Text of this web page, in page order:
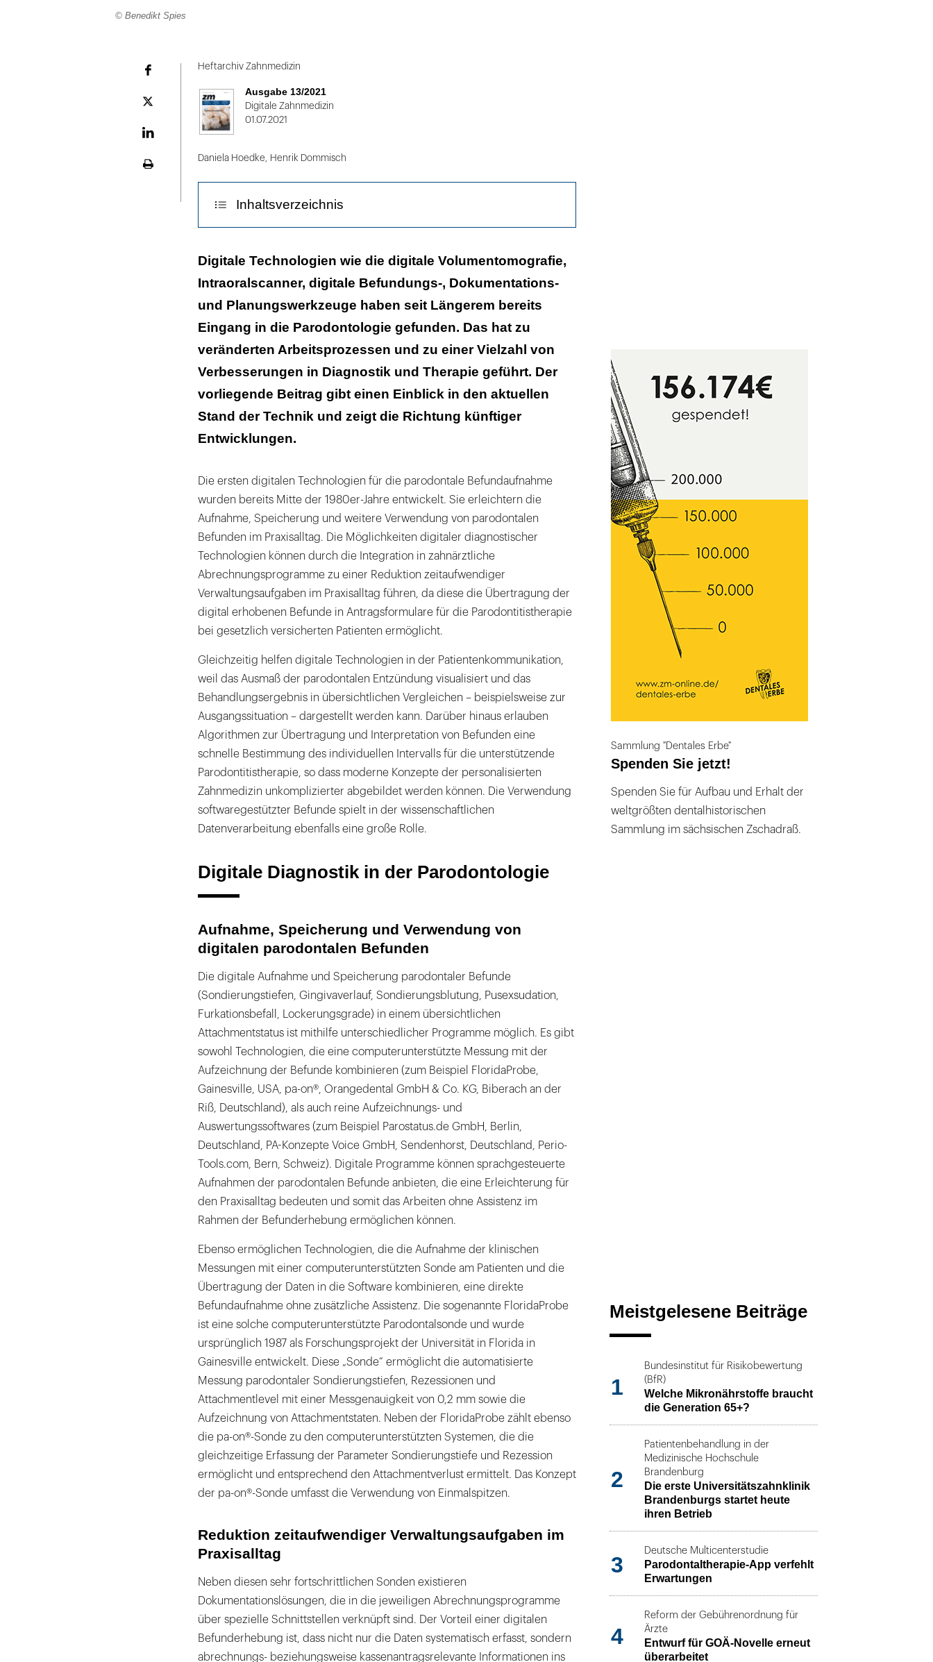
© Benedikt Spies
Plattform
Heftarchiv Zahnmedizin
Ausgabe 13/2021
Digitale Zahnmedizin
01.07.2021
Daniela Hoedke Henrik Dommisch
Inhaltsverzeichnis
Digitale Diagnostik in der Parodontologie
Digitale Volumentografie in der Parodontologie
Digitale Technologien in der Perioprothetik
CAD/CAM-Technologie für die Planung der Schnittführung bei
Zusammenfassung
Literaturliste
Digitale Technologien wie die digitale Volumentomografie,
Intraoralscanner, digitale Befundungs-, Dokumentations-
und Planungswerkzeuge haben seit Längerem bereits
Eingang in die Parodontologie gefunden. Das hat zu
veränderten Arbeitsprozessen und zu einer Vielzahl von
Verbesserungen in Diagnostik und Therapie geführt. Der
vorliegende Beitrag gibt einen Einblick in den aktuellen
Stand der Technik und zeigt die Richtung künftiger
Entwicklungen.
Die ersten digitalen Technologien für die parodontale Befundaufnahme
wurden bereits Mitte der 1980er-Jahre entwickelt. Sie erleichtern die
Aufnahme, Speicherung und weitere Verwendung von parodontalen
Befunden im Praxisalltag. Die Möglichkeiten digitaler diagnostischer
Technologien können durch die Integration in zahnärztliche
Abrechnungsprogramme zu einer Reduktion zeitaufwendiger
Verwaltungsaufgaben im Praxisalltag führen, da diese die Übertragung der
digital erhobenen Befunde in Antragsformulare für die Parodontitistherapie
bei gesetzlich versicherten Patienten ermöglicht.
Gleichzeitig helfen digitale Technologien in der Patientenkommunikation,
weil das Ausmaß der parodontalen Entzündung visualisiert und das
Behandlungsergebnis in übersichtlichen Vergleichen – beispielsweise zur
Ausgangssituation – dargestellt werden kann. Darüber hinaus erlauben
Algorithmen zur Übertragung und Interpretation von Befunden eine
schnelle Bestimmung des individuellen Intervalls für die unterstützende
Parodontitistherapie, so dass moderne Konzepte der personalisierten
Zahnmedizin unkomplizierter abgebildet werden können. Die Verwendung
softwaregestützter Befunde spielt in der wissenschaftlichen
Datenverarbeitung ebenfalls eine große Rolle.
Digitale Diagnostik in der Parodontologie
Aufnahme, Speicherung und Verwendung von
digitalen parodontalen Befunden
Die digitale Aufnahme und Speicherung parodontaler Befunde
(Sondierungstiefen, Gingivaverlauf, Sondierungsblutung, Pusexsudation,
Furkationsbefall, Lockerungsgrade) in einem übersichtlichen
Attachmentstatus ist mithilfe unterschiedlicher Programme möglich. Es gibt
sowohl Technologien, die eine computerunterstützte Messung mit der
Aufzeichnung der Befunde kombinieren (zum Beispiel FloridaProbe,
Gainesville, USA, pa-on®, Orangedental GmbH & Co. KG, Biberach an der
Riß, Deutschland), als auch reine Aufzeichnungs- und
Auswertungssoftwares (zum Beispiel Parostatus.de GmbH, Berlin,
Deutschland, PA-Konzepte Voice GmbH, Sendenhorst, Deutschland, Perio-
Tools.com, Bern, Schweiz). Digitale Programme können sprachgesteuerte
Aufnahmen der parodontalen Befunde anbieten, die eine Erleichterung für
den Praxisalltag bedeuten und somit das Arbeiten ohne Assistenz im
Rahmen der Befunderhebung ermöglichen können.
Ebenso ermöglichen Technologien, die die Aufnahme der klinischen
Messungen mit einer computerunterstützten Sonde am Patienten und die
Übertragung der Daten in die Software kombinieren, eine direkte
Befundaufnahme ohne zusätzliche Assistenz. Die sogenannte FloridaProbe
ist eine solche computerunterstützte Parodontalsonde und wurde
ursprünglich 1987 als Forschungsprojekt der Universität in Florida in
Gainesville entwickelt. Diese „Sonde“ ermöglicht die automatisierte
Messung parodontaler Sondierungstiefen, Rezessionen und
Attachmentlevel mit einer Messgenauigkeit von 0,2 mm sowie die
Aufzeichnung von Attachmentstaten. Neben der FloridaProbe zählt ebenso
die pa-on®-Sonde zu den computerunterstützten Systemen, die die
gleichzeitige Erfassung der Parameter Sondierungstiefe und Rezession
ermöglicht und entsprechend den Attachmentverlust ermittelt. Das Konzept
der pa-on®-Sonde umfasst die Verwendung von Einmalspitzen.
Reduktion zeitaufwendiger Verwaltungsaufgaben im
Praxisalltag
Neben diesen sehr fortschrittlichen Sonden existieren
Dokumentationslösungen, die in die jeweiligen Abrechnungsprogramme
über spezielle Schnittstellen verknüpft sind. Der Vorteil einer digitalen
Befunderhebung ist, dass nicht nur die Daten systematisch erfasst, sondern
abrechnungs- beziehungsweise kassenantragsrelevante Informationen ins
Sammlung "Dentales Erbe"
Spenden Sie jetzt!
Spenden Sie für Aufbau und Erhalt der
weltgrößten dentalhistorischen
Sammlung im sächsischen Zschadraß.
Meistgelesene Beiträge
1
Bundesinstitut für Risikobewertung
(BfR)
Welche Mikronährstoffe braucht
die Generation 65+?
2
Patientenbehandlung in der
Medizinische Hochschule
Brandenburg
Die erste Universitätszahnklinik
Brandenburgs startet heute
ihren Betrieb
3
Deutsche Multicenterstudie
Parodontaltherapie-App verfehlt
Erwartungen
4
Reform der Gebührenordnung für
Ärzte
Entwurf für GOÄ-Novelle erneut
überarbeitet